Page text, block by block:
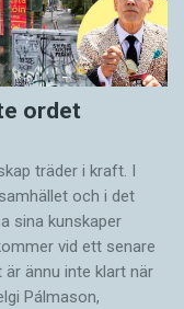
ordet
träder i kraft. I
och i det
sina kunskaper
vid ett senare
ännu inte klart när
Pálmason,